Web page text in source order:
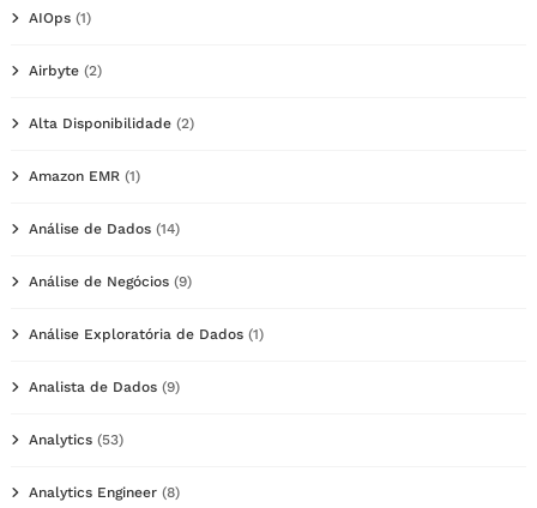
AIOps (1)
Airbyte (2)
Alta Disponibilidade (2)
Amazon EMR (1)
Análise de Dados (14)
Análise de Negócios (9)
Análise Exploratória de Dados (1)
Analista de Dados (9)
Analytics (53)
Analytics Engineer (8)